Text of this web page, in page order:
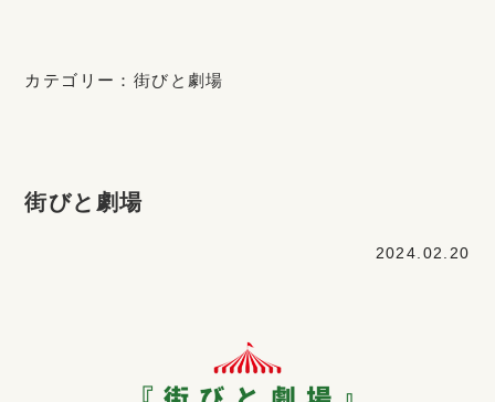
カテゴリー： 街びと劇場
街びと劇場
2024.02.20